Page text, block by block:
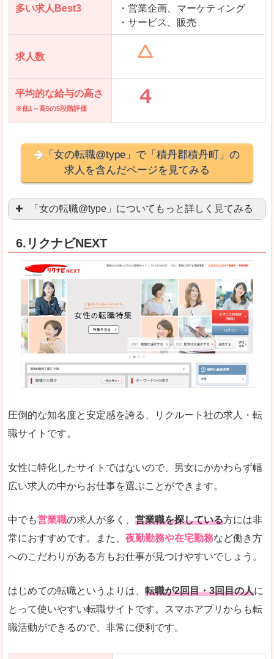
多い求人Best3
・営業企画、マーケティング
・サービス、販売
求人数
平均的な給与の高さ
※低1～高5の5段階評価
「女の転職@type」で「積丹郡積丹町」の
求人を含んだページを見てみる
「女の転職@type」についてもっと詳しく見てみる
良いところ
正社員求人が約80％、正社員で長く働きたい方に
働く女のワーク＆ライフマガジン「woman type
悪いところ
求人の掲載数が少ないです。
求人の掲載情報の文字が小さめで、少し見づらい
詳しい説明
女性でエンジニア職への転職をお考えの方は、こ
エンジニア職の求人においては、ほかにない専門
求人数が少ないので、逆に探しやすいといった一
求人を含んだページを見てみる
6.リクナビNEXT
圧倒的な知名度と安定感を誇る、リクルート社の求人・転
職サイトです。
女性に特化したサイトではないので、男女にかかわらず幅
広い求人の中からお仕事を選ぶことができます。
中でも営業職の求人が多く、 営業職を探している方には非
常におすすめです。また、 夜勤勤務や在宅勤務など働き方
へのこだわりがある方もお仕事が見つけやすいでしょう。
はじめての転職というよりは、 転職が2回目・3回目の人に
とって使いやすい転職サイトです。スマホアプリからも転
職活動ができるので、非常に便利です。